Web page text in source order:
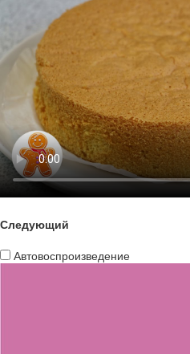
Следующий
Автовоспроизведение